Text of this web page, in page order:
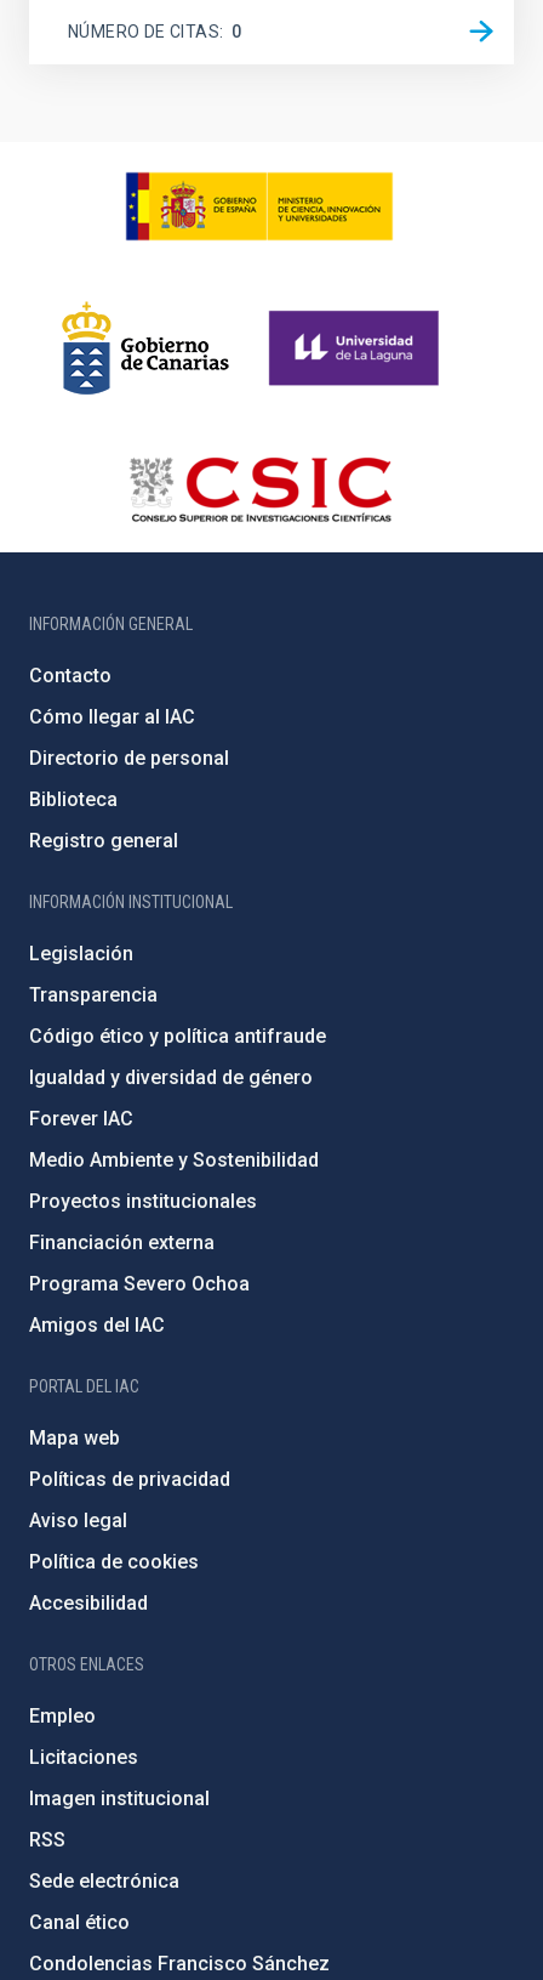
NÚMERO DE CITAS 0
INFORMACIÓN GENERAL
Contacto
Cómo llegar al IAC
Directorio de personal
Biblioteca
Registro general
INFORMACIÓN INSTITUCIONAL
Legislación
Transparencia
Código ético y política antifraude
Igualdad y diversidad de género
Forever IAC
Medio Ambiente y Sostenibilidad
Proyectos institucionales
Financiación externa
Programa Severo Ochoa
Amigos del IAC
PORTAL DEL IAC
Mapa web
Políticas de privacidad
Aviso legal
Política de cookies
Accesibilidad
OTROS ENLACES
Empleo
Licitaciones
Imagen institucional
RSS
Sede electrónica
Canal ético
Condolencias Francisco Sánchez